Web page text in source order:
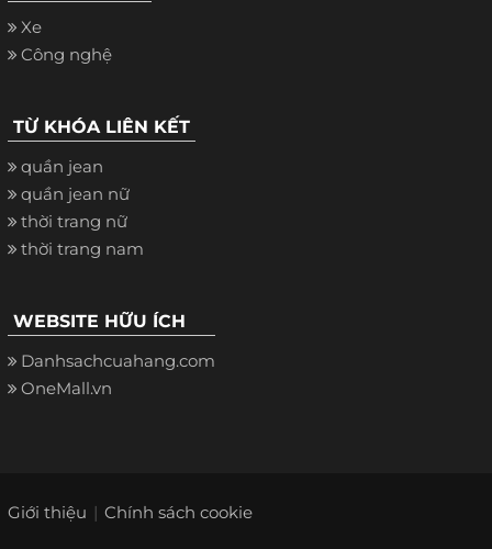
Xe
Công nghệ
TỪ KHÓA LIÊN KẾT
quần jean
quần jean nữ
thời trang nữ
thời trang nam
WEBSITE HỮU ÍCH
Danhsachcuahang.com
OneMall.vn
Giới thiệu Chính sách cookie